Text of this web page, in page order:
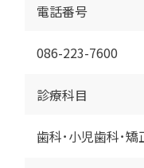
電話番号
086-223-7600
診療科目
歯科･小児歯科･